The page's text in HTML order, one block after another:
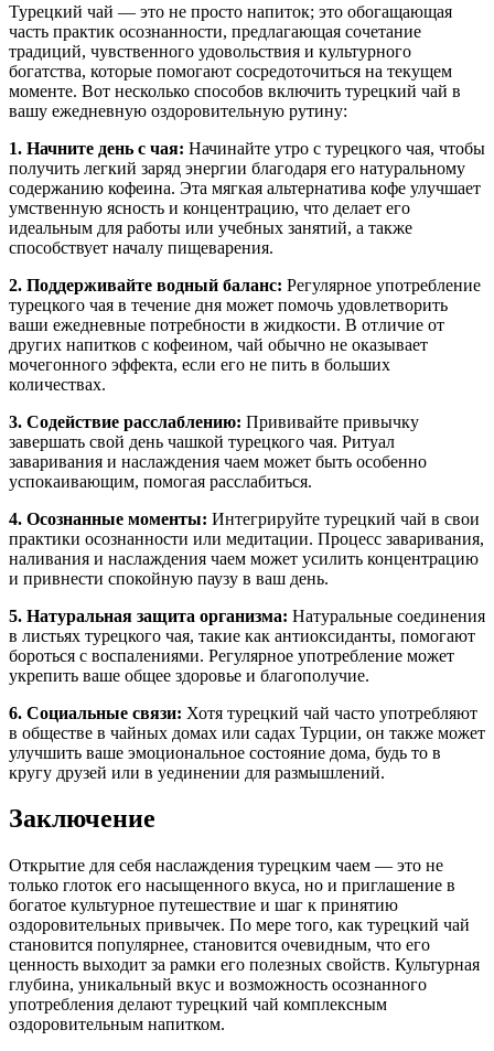
Турецкий чай — это не просто напиток; это обогащающая
часть практик осознанности, предлагающая сочетание
традиций, чувственного удовольствия и культурного
богатства, которые помогают сосредоточиться на текущем
моменте. Вот несколько способов включить турецкий чай в
вашу ежедневную оздоровительную рутину:
1. Начните день с чая: Начинайте утро с турецкого чая, чтобы
получить легкий заряд энергии благодаря его натуральному
содержанию кофеина. Эта мягкая альтернатива кофе улучшает
умственную ясность и концентрацию, что делает его
идеальным для работы или учебных занятий, а также
способствует началу пищеварения.
2. Поддерживайте водный баланс: Регулярное употребление
турецкого чая в течение дня может помочь удовлетворить
ваши ежедневные потребности в жидкости. В отличие от
других напитков с кофеином, чай обычно не оказывает
мочегонного эффекта, если его не пить в больших
количествах.
3. Содействие расслаблению: Прививайте привычку
завершать свой день чашкой турецкого чая. Ритуал
заваривания и наслаждения чаем может быть особенно
успокаивающим, помогая расслабиться.
4. Осознанные моменты: Интегрируйте турецкий чай в свои
практики осознанности или медитации. Процесс заваривания,
наливания и наслаждения чаем может усилить концентрацию
и привнести спокойную паузу в ваш день.
5. Натуральная защита организма: Натуральные соединения
в листьях турецкого чая, такие как антиоксиданты, помогают
бороться с воспалениями. Регулярное употребление может
укрепить ваше общее здоровье и благополучие.
6. Социальные связи: Хотя турецкий чай часто употребляют
в обществе в чайных домах или садах Турции, он также может
улучшить ваше эмоциональное состояние дома, будь то в
кругу друзей или в уединении для размышлений.
Заключение
Открытие для себя наслаждения турецким чаем — это не
только глоток его насыщенного вкуса, но и приглашение в
богатое культурное путешествие и шаг к принятию
оздоровительных привычек. По мере того, как турецкий чай
становится популярнее, становится очевидным, что его
ценность выходит за рамки его полезных свойств. Культурная
глубина, уникальный вкус и возможность осознанного
употребления делают турецкий чай комплексным
оздоровительным напитком.